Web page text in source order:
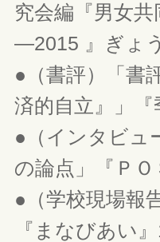
究会編『男女
―2015 』ぎょ
●（書評）「書
済的自立』」
●（インタビュ
の論点」『Ｐ
●（学校現場報
『まなびあい